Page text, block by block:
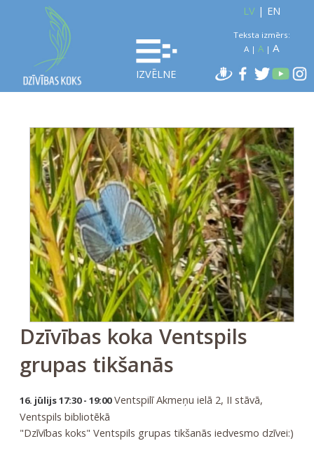
IZVĒLNE
LV| EN
Teksta izmērs:
A| A| A
Dzīvības koka Ventspils
grupas tikšanās
16. jūlijs 17:30 - 19:00Ventspilī Akmeņu ielā 2, II stāvā,
Ventspils bibliotēkā
"Dzīvības koks" Ventspils grupas tikšanās iedvesmo dzīvei:)